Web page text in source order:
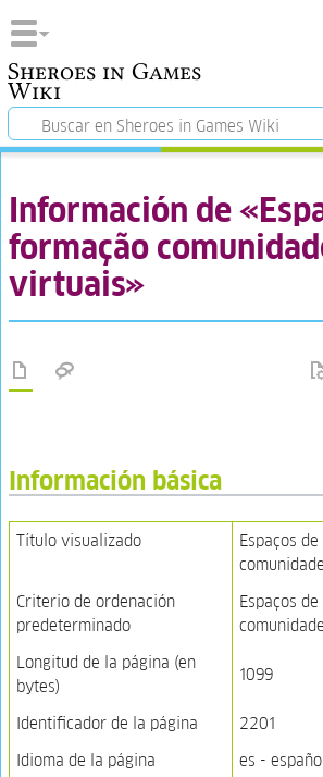
Sheroes in Games
Wiki
Información de
formação
virtuais»
Información básica
Título visualizado
Espaços
Criterio de ordenación
predeterminado
Espaços
Longitud de la página (en
bytes)
1099
Identificador de la página
2201
Idioma de la página
es -